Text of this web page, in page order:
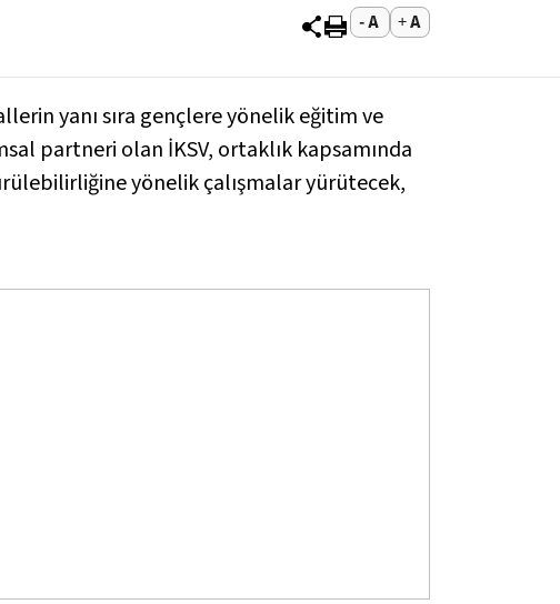
yanı sıra gençlere yönelik eğitim ve
partneri olan İKSV, ortaklık kapsamında
yönelik çalışmalar yürütecek,